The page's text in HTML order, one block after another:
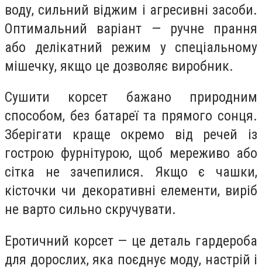
воду, сильний віджим і агресивні засоби.
Оптимальний варіант — ручне прання
або делікатний режим у спеціальному
мішечку, якщо це дозволяє виробник.
Сушити корсет бажано природним
способом, без батареї та прямого сонця.
Зберігати краще окремо від речей із
гострою фурнітурою, щоб мереживо або
сітка не зачепилися. Якщо є чашки,
кісточки чи декоративні елементи, виріб
не варто сильно скручувати.
Еротичний корсет — це деталь гардероба
для дорослих, яка поєднує моду, настрій і